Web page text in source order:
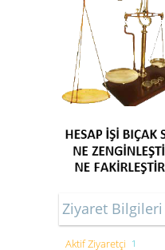
Ziyaret Bilgileri
Aktif Ziyaretçi 1